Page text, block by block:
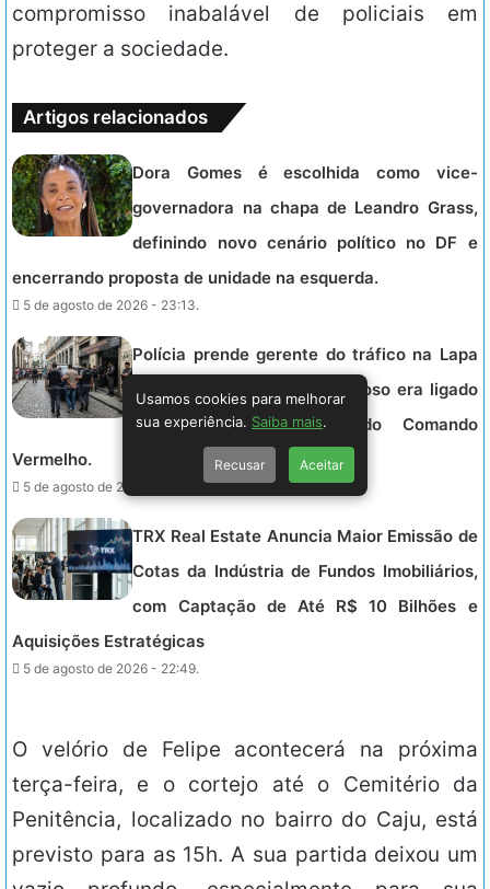
compromisso inabalável de policiais em
proteger a sociedade.
Artigos relacionados
Dora Gomes é escolhida como vice-
governadora na chapa de Leandro Grass,
definindo novo cenário político no DF e
encerrando proposta de unidade na esquerda.
5 de agosto de 2026 - 23:13.
Polícia prende gerente do tráfico na Lapa
após meses foragido; criminoso era ligado
a chefes de facções do Comando
Vermelho.
5 de agosto de 2026 - 23:00.
TRX Real Estate Anuncia Maior Emissão de
Cotas da Indústria de Fundos Imobiliários,
com Captação de Até R$ 10 Bilhões e
Aquisições Estratégicas
5 de agosto de 2026 - 22:49.
O velório de Felipe acontecerá na próxima
terça-feira, e o cortejo até o Cemitério da
Penitência, localizado no bairro do Caju, está
previsto para as 15h. A sua partida deixou um
Usamos cookies para melhorar
sua experiência. Saiba mais.
Recusar Aceitar